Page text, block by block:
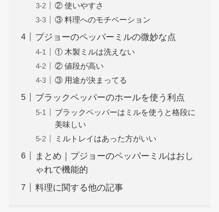
② 使いやすさ
③ 料理へのモチベーション
プジョーのペッパーミルの微妙な点
① 木製ミルは洗えない
② 値段が高い
③ 用途が決まってる
ブラックペッパーのホールを使う利点
ブラックペッパーはミルを使うと格段に
美味しい
ミルトレイはあった方がいい
まとめ｜プジョーのペッパーミルはおし
ゃれで機能的
料理に関する他の記事